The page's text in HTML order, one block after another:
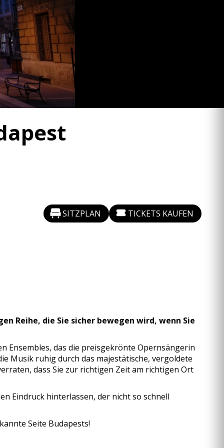
SITZPLAN TICKETS KAUFEN
Reihe, die Sie sicher bewegen wird, wenn Sie
Ensembles, das die preisgekrönte Opernsängerin
Musik ruhig durch das majestätische, vergoldete
dass Sie zur richtigen Zeit am richtigen Ort
Eindruck hinterlassen, der nicht so schnell
Seite Budapests!